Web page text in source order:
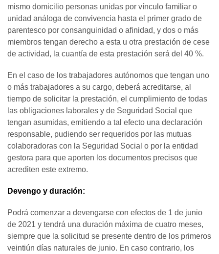
mismo domicilio personas unidas por vínculo familiar o
unidad análoga de convivencia hasta el primer grado de
parentesco por consanguinidad o afinidad, y dos o más
miembros tengan derecho a esta u otra prestación de cese
de actividad, la cuantía de esta prestación será del 40 %.
En el caso de los trabajadores autónomos que tengan uno
o más trabajadores a su cargo, deberá acreditarse, al
tiempo de solicitar la prestación, el cumplimiento de todas
las obligaciones laborales y de Seguridad Social que
tengan asumidas, emitiendo a tal efecto una declaración
responsable, pudiendo ser requeridos por las mutuas
colaboradoras con la Seguridad Social o por la entidad
gestora para que aporten los documentos precisos que
acrediten este extremo.
Devengo y duración:
Podrá comenzar a devengarse con efectos de 1 de junio
de 2021 y tendrá una duración máxima de cuatro meses,
siempre que la solicitud se presente dentro de los primeros
veintiún días naturales de junio. En caso contrario, los